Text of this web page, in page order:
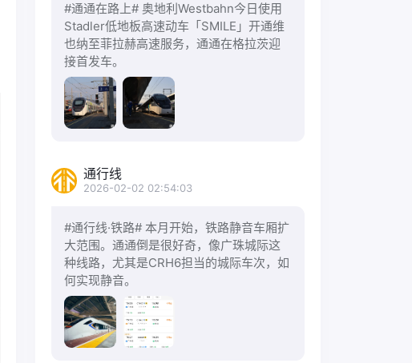
#通通在路上# 奥地利Westbahn今日使用
Stadler低地板高速动车「SMILE」开通维
也纳至菲拉赫高速服务，通通在格拉茨迎
接首发车。
通行线
2026-02-02 02:54:03
#通行线·铁路# 本月开始，铁路静音车厢扩
大范围。通通倒是很好奇，像广珠城际这
种线路，尤其是CRH6担当的城际车次，如
何实现静音。